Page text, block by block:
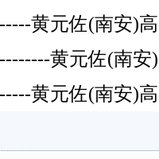
黄元佐(南安)
黄元佐(南
黄元佐(南安)